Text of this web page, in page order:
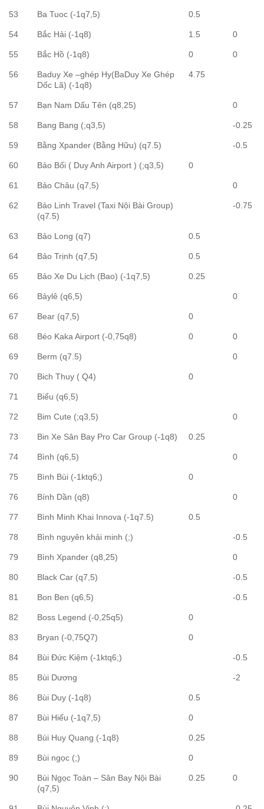
53 Ba Tuoc (-1q7,5) 0.5
54 Bắc Hải (-1q8) 1.5 0
55 Bắc Hồ (-1q8) 0 0
56
Baduy Xe –ghép Hy(BaDuy Xe Ghép
Dốc Lã) (-1q8)
4.75
57 Bạn Nam Dấu Tên (q8,25) 0
58 Bang Bang (;q3,5) -0.25
59 Bằng Xpander (Bằng Hữu) (q7.5) -0.5
60 Bảo Bối ( Duy Anh Airport ) (;q3,5) 0
61 Bảo Châu (q7,5) 0
62
Bảo Linh Travel (Taxi Nội Bài Group)
(q7.5)
-0.75
63 Bảo Long (q7) 0.5
64 Bảo Trịnh (q7,5) 0.5
65 Bảo Xe Du Lịch (Bao) (-1q7,5) 0.25
66 Bảylê (q6,5) 0
67 Bear (q7,5) 0
68 Béo Kaka Airport (-0,75q8) 0 0
69 Berm (q7.5) 0
70 Bich Thuy ( Q4) 0
71 Biểu (q6,5)
72 Bim Cute (;q3,5) 0
73 Bin Xe Sân Bay Pro Car Group (-1q8) 0.25
74 Bình (q6,5) 0
75 Bình Bùi (-1ktq6;) 0
76 Bính Dần (q8) 0
77 Bình Minh Khai Innova (-1q7.5) 0.5
78 Bình nguyên khải minh (;) -0.5
79 Bình Xpander (q8,25) 0
80 Black Car (q7,5) -0.5
81 Bon Ben (q6,5) -0.5
82 Boss Legend (-0,25q5) 0
83 Bryan (-0,75Q7) 0
84 Bùi Đức Kiệm (-1ktq6;) -0.5
85 Bùi Dương -2
86 Bùi Duy (-1q8) 0.5
87 Bùi Hiếu (-1q7,5) 0
88 Bùi Huy Quang (-1q8) 0.25
89 Bùi ngọc (;) 0
90
Bùi Ngọc Toàn – Sân Bay Nội Bài
(q7,5)
0.25 0